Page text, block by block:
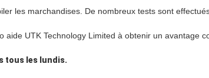
les marchandises. De nombreux tests sont
aide UTK Technology Limited à obtenir un avantage
tous les lundis.